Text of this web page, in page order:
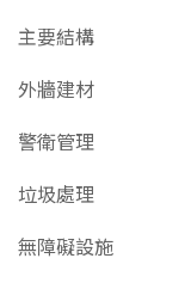
主要結構
外牆建材
警衛管理
垃圾處理
無障礙設施